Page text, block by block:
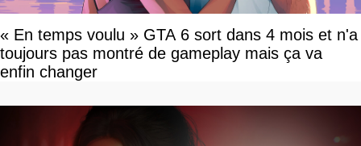
« En temps voulu » GTA 6 sort dans 4 mois et n'a
toujours pas montré de gameplay mais ça va
enfin changer